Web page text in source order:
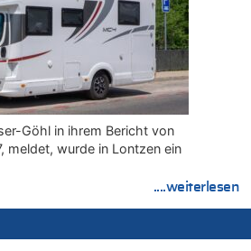
Göhl in ihrem Bericht von
meldet, wurde in Lontzen ein
....weiterlesen